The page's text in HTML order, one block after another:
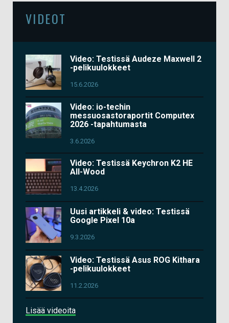
VIDEOT
Video: Testissä Audeze Maxwell 2
-pelikuulokkeet
15.6.2026
Video: io-techin
messuosastoraportit Computex
2026 -tapahtumasta
3.6.2026
Video: Testissä Keychron K2 HE
All-Wood
13.4.2026
Uusi artikkeli & video: Testissä
Google Pixel 10a
9.3.2026
Video: Testissä Asus ROG Kithara
-pelikuulokkeet
11.2.2026
Lisää videoita